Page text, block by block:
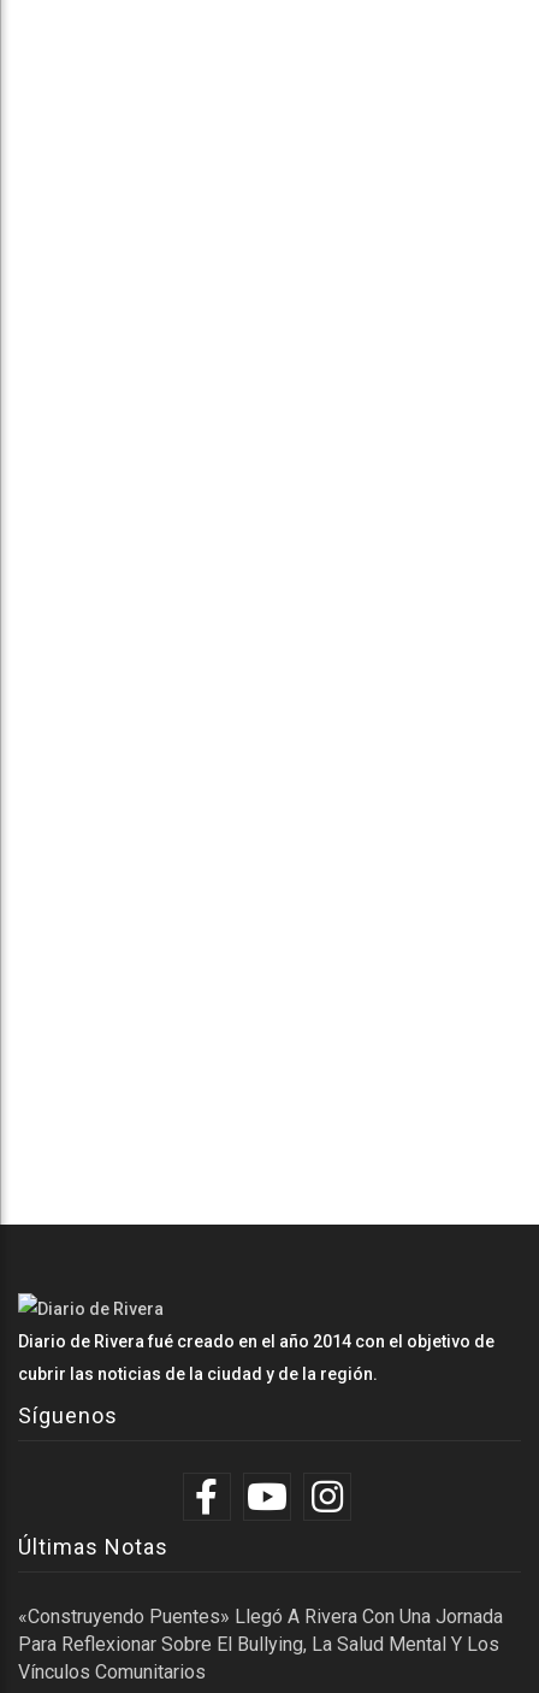
Diario de Rivera fué creado en el año 2014 con el objetivo de
cubrir las noticias de la ciudad y de la región.
Síguenos
Últimas Notas
«Construyendo Puentes» Llegó A Rivera Con Una Jornada
Para Reflexionar Sobre El Bullying, La Salud Mental Y Los
Vínculos Comunitarios